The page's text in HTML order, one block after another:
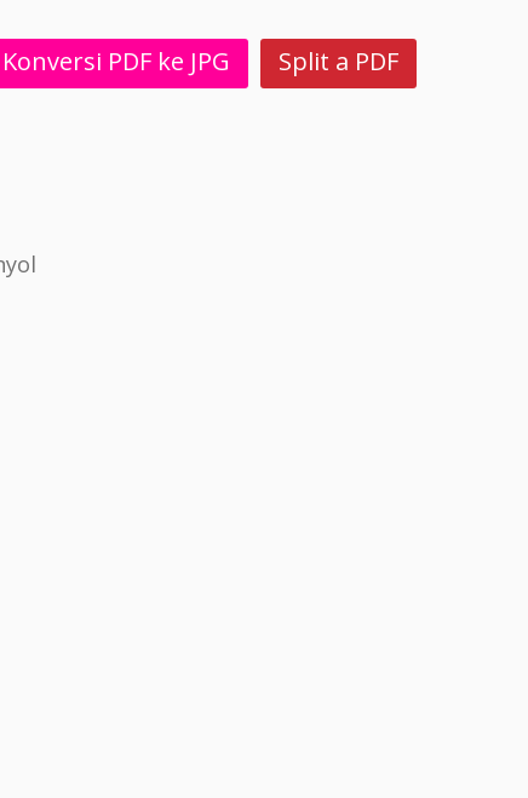
Konversi PDF ke JPG
Split a PDF